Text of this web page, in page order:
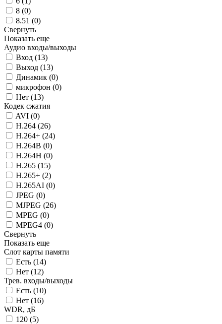
8 (0)
8.51 (0)
Свернуть
Показать еще
Аудио входы/выходы
Вход (13)
Выход (13)
Динамик (0)
микрофон (0)
Нет (13)
Кодек сжатия
AVI (0)
H.264 (26)
H.264+ (24)
H.264B (0)
H.264H (0)
H.265 (15)
H.265+ (2)
H.265AI (0)
JPEG (0)
MJPEG (26)
MPEG (0)
MPEG4 (0)
Свернуть
Показать еще
Слот карты памяти
Есть (14)
Нет (12)
Трев. входы/выходы
Есть (10)
Нет (16)
WDR, дБ
120 (5)